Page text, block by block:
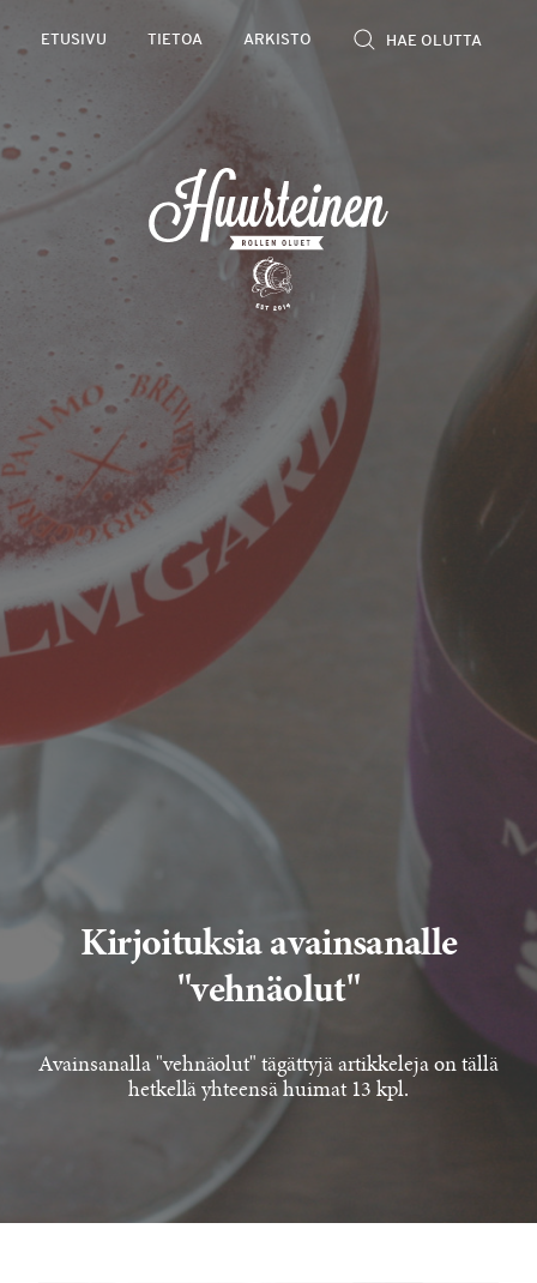
kevyet
olutarviot
ETUSIVU TIETOA ARKISTO
Kirjoituksia avainsanalle
"vehnäolut"
Avainsanalla "vehnäolut" tägättyjä artikkeleja on tällä
hetkellä yhteensä huimat 13 kpl.